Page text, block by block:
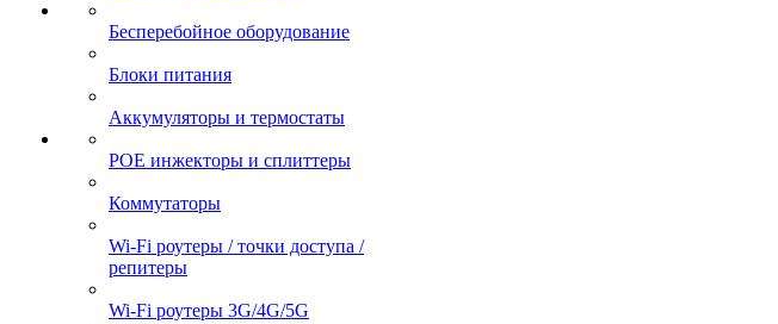
Бесперебойное оборудование
Блоки питания
Аккумуляторы и термостаты
POE инжекторы и сплиттеры
Коммутаторы
Wi-Fi роутеры / точки доступа /
репитеры
Wi-Fi роутеры 3G/4G/5G